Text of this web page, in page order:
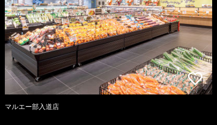
マルエー部入道店